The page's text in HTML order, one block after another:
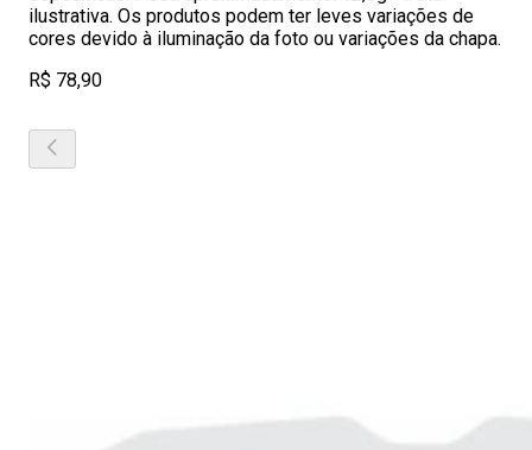
ilustrativa. Os produtos podem ter leves variações de
cores devido à iluminação da foto ou variações da chapa.
R$ 78,90